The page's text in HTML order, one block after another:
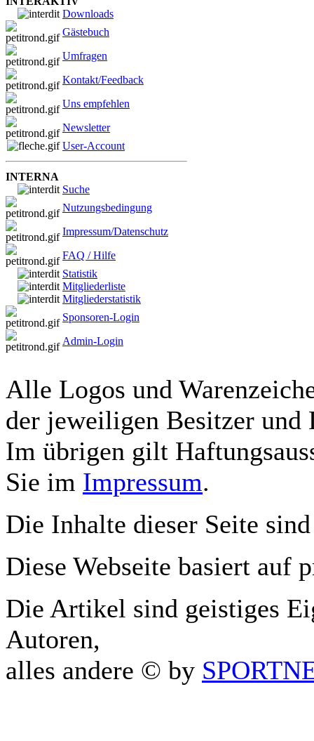
Downloads
Gästebuch
Umfragen
Kontakt/Feedback
Uns empfehlen
Newsletter
User-Account
INTERNA
Suche
Nutzungsbedingung
Impressum/Datenschutz
FAQ / Hilfe
Statistik
Mitgliederliste
Mitgliederstatistik
Sponsoren-Login
Admin-Login
Alle Logos und
der jeweiligen Besitzer und
Im übrigen gilt
Sie im Impressum.
Die Inhalte dieser Seite
Diese Webseite basiert auf
Die Artikel sind geistiges
Autoren,
alles andere © by